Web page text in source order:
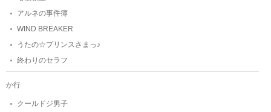
アルネの事件簿
WIND BREAKER
うたの☆プリンスさまっ♪
終わりのセラフ
か行
クールドジ男子